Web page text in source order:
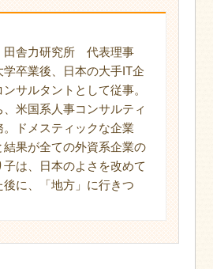
舎力研究所 代表理事
卒業後、日本の大手IT企
サルタントとして従事。
米国系人事コンサルティ
。ドメスティックな企業
結果が全ての外資系企業の
は、日本のよさを改めて
後に、「地方」に行きつ